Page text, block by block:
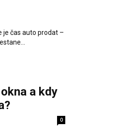
je čas auto prodat –
a kdy
0